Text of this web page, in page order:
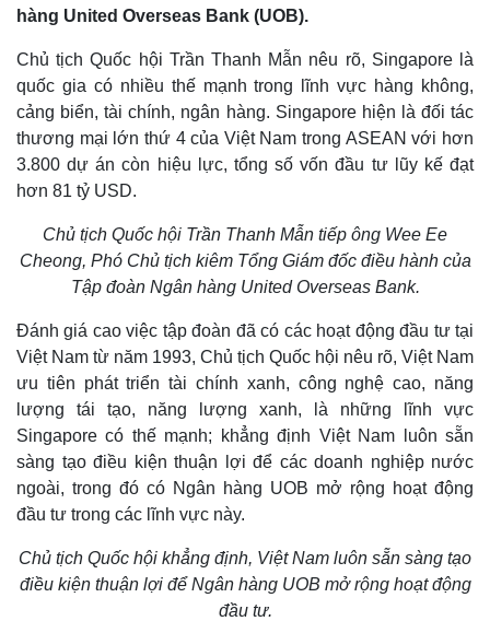
Thế giới
Quan sát
Cuộc sống đó đây
Hồ sơ
Multimedia
Video
Ảnh
E-Magazine
Infographic
hàng United Overseas Bank (UOB).
Chủ tịch Quốc hội Trần Thanh Mẫn nêu rõ, Singapore là
quốc gia có nhiều thế mạnh trong lĩnh vực hàng không,
cảng biển, tài chính, ngân hàng. Singapore hiện là đối tác
thương mại lớn thứ 4 của Việt Nam trong ASEAN với hơn
3.800 dự án còn hiệu lực, tổng số vốn đầu tư lũy kế đạt
hơn 81 tỷ USD.
Chủ tịch Quốc hội Trần Thanh Mẫn tiếp ông Wee Ee
Cheong, Phó Chủ tịch kiêm Tổng Giám đốc điều hành của
Tập đoàn Ngân hàng United Overseas Bank.
Đánh giá cao việc tập đoàn đã có các hoạt động đầu tư tại
Việt Nam từ năm 1993, Chủ tịch Quốc hội nêu rõ, Việt Nam
ưu tiên phát triển tài chính xanh, công nghệ cao, năng
lượng tái tạo, năng lượng xanh, là những lĩnh vực
Singapore có thế mạnh; khẳng định Việt Nam luôn sẵn
sàng tạo điều kiện thuận lợi để các doanh nghiệp nước
ngoài, trong đó có Ngân hàng UOB mở rộng hoạt động
đầu tư trong các lĩnh vực này.
Chủ tịch Quốc hội khẳng định, Việt Nam luôn sẵn sàng tạo
điều kiện thuận lợi để Ngân hàng UOB mở rộng hoạt động
đầu tư.